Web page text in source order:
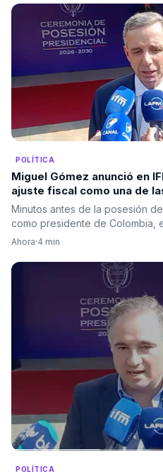
POLÍTICA
Miguel Gómez anunció en
ajuste fiscal como una de
Gobierno de Abelardo De
Minutos antes de la posesión
como presidente de Colombia,
Ahora·4 min
POLÍTICA